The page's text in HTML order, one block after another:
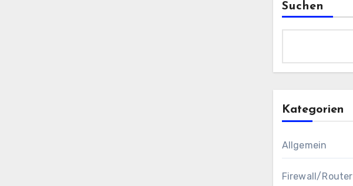
Suchen
Kategorien
Allgemein
Firewall/Router